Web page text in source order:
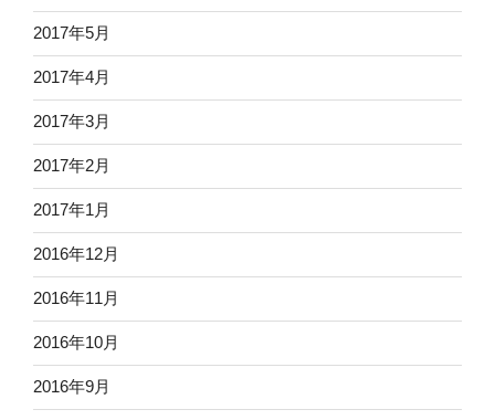
2017年5月
2017年4月
2017年3月
2017年2月
2017年1月
2016年12月
2016年11月
2016年10月
2016年9月